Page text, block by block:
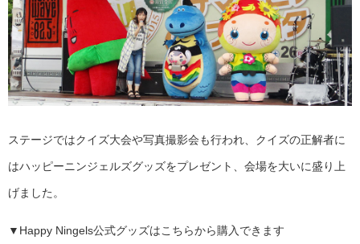
ステージではクイズ大会や写真撮影会も行われ、クイズの正解者に
はハッピーニンジェルズグッズをプレゼント、会場を大いに盛り上
げました。
▼Happy Ningels公式グッズはこちらから購入できます